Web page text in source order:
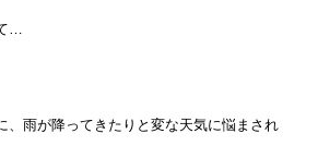
…
、雨が降ってきたりと変な天気に悩まされ